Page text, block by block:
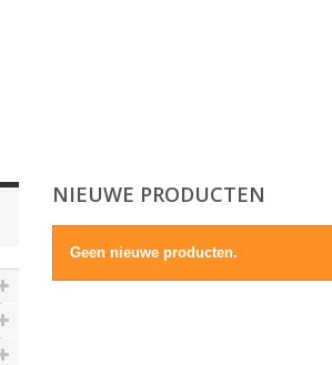
NIEUWE PRODUCTEN
Geen nieuwe producten.